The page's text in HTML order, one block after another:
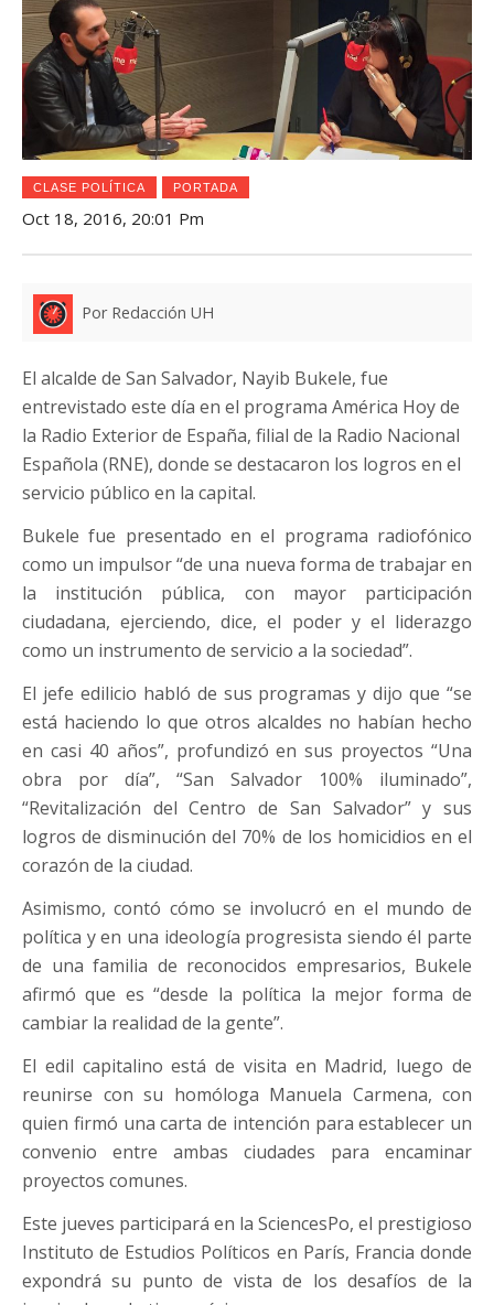
CLASE POLÍTICA PORTADA
Oct 18, 2016, 20:01 Pm
Por Redacción UH
El alcalde de San Salvador, Nayib Bukele, fue
entrevistado este día en el programa América Hoy de
la Radio Exterior de España, filial de la Radio Nacional
Española (RNE), donde se destacaron los logros en el
servicio público en la capital.
Bukele fue presentado en el programa radiofónico
como un impulsor “de una nueva forma de trabajar en
la institución pública, con mayor participación
ciudadana, ejerciendo, dice, el poder y el liderazgo
como un instrumento de servicio a la sociedad”.
El jefe edilicio habló de sus programas y dijo que “se
está haciendo lo que otros alcaldes no habían hecho
en casi 40 años”, profundizó en sus proyectos “Una
obra por día”, “San Salvador 100% iluminado”,
“Revitalización del Centro de San Salvador” y sus
logros de disminución del 70% de los homicidios en el
corazón de la ciudad.
Asimismo, contó cómo se involucró en el mundo de
política y en una ideología progresista siendo él parte
de una familia de reconocidos empresarios, Bukele
afirmó que es “desde la política la mejor forma de
cambiar la realidad de la gente”.
El edil capitalino está de visita en Madrid, luego de
reunirse con su homóloga Manuela Carmena, con
quien firmó una carta de intención para establecer un
convenio entre ambas ciudades para encaminar
proyectos comunes.
Este jueves participará en la SciencesPo, el prestigioso
Instituto de Estudios Políticos en París, Francia donde
expondrá su punto de vista de los desafíos de la